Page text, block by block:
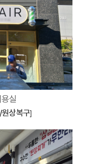
실
상복구]